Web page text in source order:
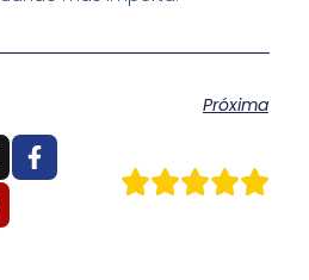
Próxima